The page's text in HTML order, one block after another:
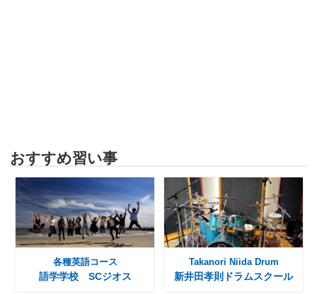
おすすめ習い事
各種英語コース
語学学校 SCジオス
Takanori Niida Drum
新井田孝則ドラムスクール